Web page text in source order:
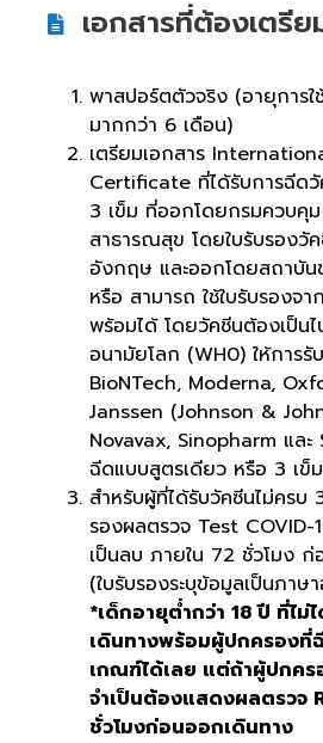
เอกสารที่ต้องเตรี
พาสปอร์ตตัวจริง (อายุการใ
มากกว่า 6 เดือน)
เตรียมเอกสาร
Certificate ที่ได้รับการฉีดวั
3 เข็ม ที่ออกโดยกรมควบคุม
สาธารณสุข โดยใบรับรองวั
อังกฤษ และออกโดยสถาบัน
หรือ สามารถ ใช้ใบรับรอง
พร้อมได้ โดยวัคชีนต้องเป็น
อนามัยโลก (WH0) ให้การ
BioNTech, Moderna,
Janssen (Johnson &
Novavax, Sinopharm และ
ฉีดแบบสูตรเดียว หรือ 3 เข็
สำหรับผู้ที่ได้รับวัคซีนไม่ครบ
รองผลตรวจ Test COVID-
เป็นลบ ภายใน 72 ชั่วโมง ก่
(ใบรับรองระบุข้อมูลเป็นภาษ
*เด็กอายุต่ำกว่า 18 ปี ที่ไม่
เดินทางพร้อมผู้ปกครองที่
เกณฑ์ได้เลย แต่ถ้าผู้ปกคร
จำเป็นต้องแสดงผลตรวจ
ชั่วโมงก่อนออกเดินทาง